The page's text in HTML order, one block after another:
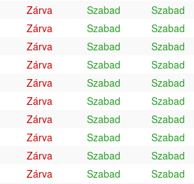
Zárva Szabad
Szabad
Zárva Szabad
Szabad
Zárva Szabad
Szabad
Zárva Szabad
Szabad
Zárva Szabad
Szabad
Zárva Szabad
Szabad
Zárva Szabad
Szabad
Zárva Szabad
Szabad
Zárva Szabad
Szabad
Zárva Szabad Szabad